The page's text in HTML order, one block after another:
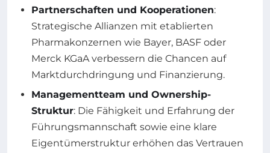
Partnerschaften und Kooperationen:
Strategische Allianzen mit etablierten
Pharmakonzernen wie Bayer, BASF oder
Merck KGaA verbessern die Chancen auf
Marktdurchdringung und Finanzierung.
Managementteam und Ownership-
Struktur: Die Fähigkeit und Erfahrung der
Führungsmannschaft sowie eine klare
Eigentümerstruktur erhöhen das Vertrauen